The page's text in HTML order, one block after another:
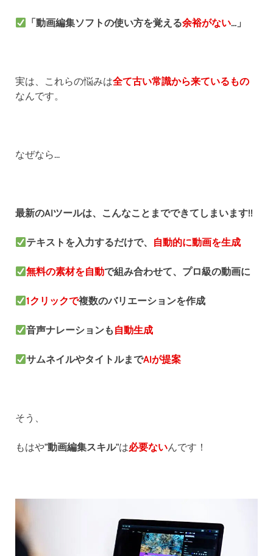
「動画編集ソフトの使い方を覚える余裕がない...」
実は、これらの悩みは全て古い常識から来ているもの
なんです。
なぜなら...
最新のAIツールは、こんなことまでできてしまいます!!
テキストを入力するだけで、 自動的に動画を生成
無料の素材を自動で組み合わせて、プロ級の動画に
1クリックで複数のバリエーションを作成
音声ナレーションも 自動生成
サムネイルやタイトルまでAIが提案
そう、
もはや"動画編集スキル"は必要ないんです！